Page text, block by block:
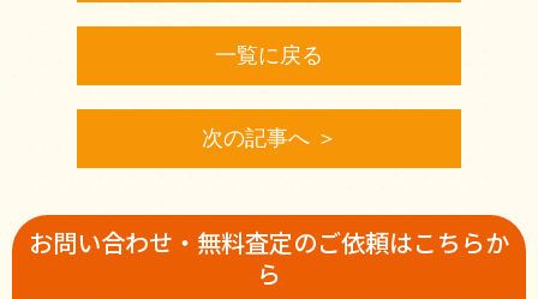
一覧に戻る
次の記事へ ＞
お問い合わせ・無料査定のご依頼はこちらか
ら